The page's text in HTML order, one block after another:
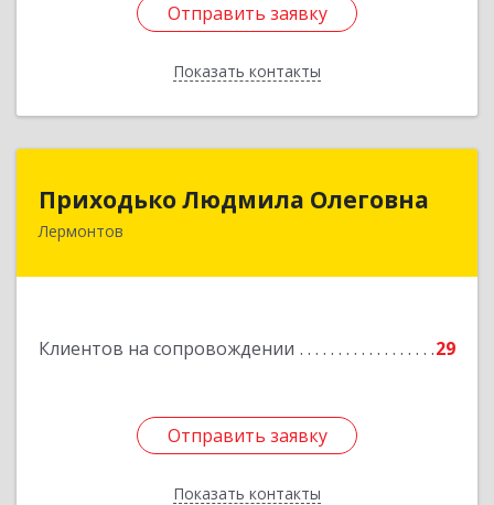
Отправить заявку
Показать контакты
Отправить заявку
Назад
Приходько Людмила Олеговна
Лермонтов
Клиентов на сопровождении 29
Отправить заявку
Показать контакты
357341, Лермонтов г, П.Лумумбы ул, дом №
Отправить заявку
Назад